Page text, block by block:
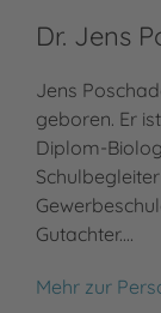
Dr. Jens
Jens
geboren. Er
Diplom-
Gutachter.…
Mehr zur
Dr. Jens